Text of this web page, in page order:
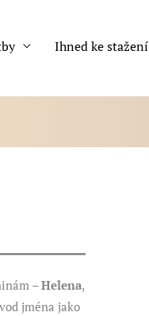
Ihned ke stažení
–Helena,
jména jako